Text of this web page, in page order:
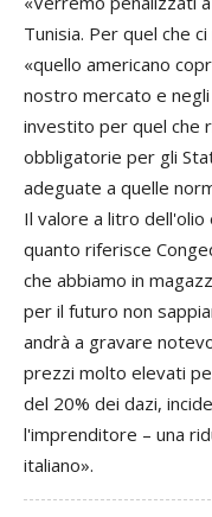
Tunisia. Per quel che
«quello americano
nostro mercato e negli
investito per quel che
obbligatorie per gli
adeguate a quelle
Il valore a litro
quanto riferisce
che abbiamo in
per il futuro non
andrà a gravare
prezzi molto elevati
del 20% dei dazi,
l'imprenditore – una
italiano».